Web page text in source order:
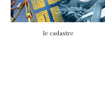
le cadastre